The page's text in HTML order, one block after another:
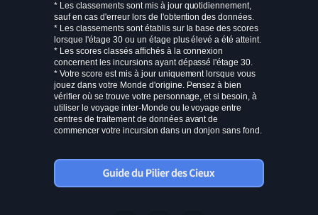
* Les classements sont mis à jour quotidiennement,
sauf en cas d'erreur lors de l'obtention des données.
* Les classements sont établis sur la base des scores
lorsque l'étage 30 ou un étage plus élevé a été atteint.
* Les scores classés affichés à la connexion
concernent les incursions ayant dépassé l'étage 30.
* Votre score est mis à jour uniquement lorsque vous
jouez dans votre Monde d'origine. Pensez à bien
vérifier où se trouve votre personnage, et si besoin, à
utiliser le voyage inter-Monde ou le voyage entre
centres de traitement de données avant de
commencer votre incursion dans un donjon sans fond.